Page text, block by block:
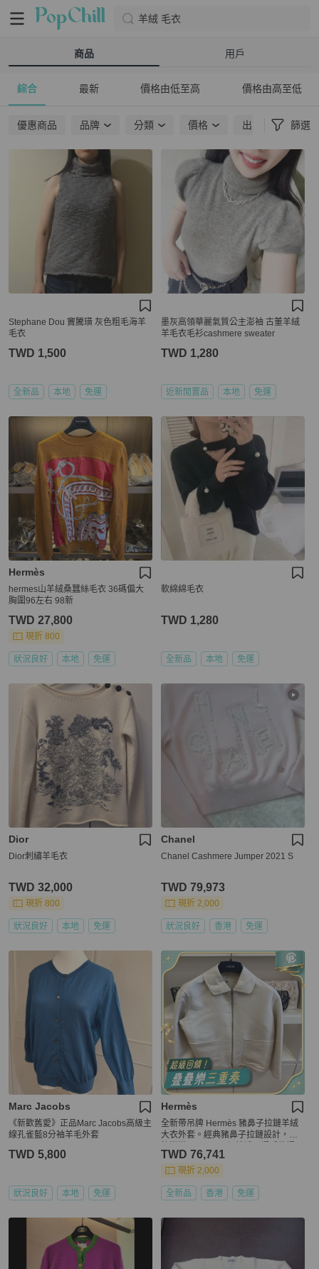
羊絨 毛衣
商品 用戶
綜合 最新 價格由低至高 價格由高至低
優惠商品 品牌 分類 價格 出貨地點 篩選
Stephane Dou 竇騰璜 灰色粗毛海羊
毛衣
TWD 1,500
全新品 本地 免運
墨灰高領華麗氣質公主澎袖 古董羊絨
羊毛衣毛衫cashmere sweater
TWD 1,280
近新閒置品 本地 免運
Hermès
hermes山羊絨桑蠶絲毛衣 36碼偏大
胸圍96左右 98新
TWD 27,800
現折 800
狀況良好 本地 免運
軟綿綿毛衣
TWD 1,280
全新品 本地 免運
Dior
Dior刺繡羊毛衣
TWD 32,000
現折 800
狀況良好 本地 免運
Chanel
Chanel Cashmere Jumper 2021 S
TWD 79,973
現折 2,000
狀況良好 香港 免運
Marc Jacobs
《新歡舊愛》正品Marc Jacobs高級主
線孔雀藍8分袖羊毛外套
TWD 5,800
狀況良好 本地 免運
Hermès
全新帶吊牌 Hermès 豬鼻子拉鏈羊絨
大衣外套。經典豬鼻子拉鏈設計，細
TWD 76,741
現折 2,000
全新品 香港 免運